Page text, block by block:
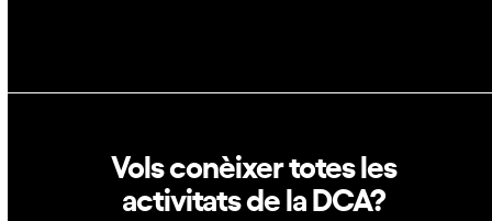
Vols conèixer totes les
activitats de la DCA?